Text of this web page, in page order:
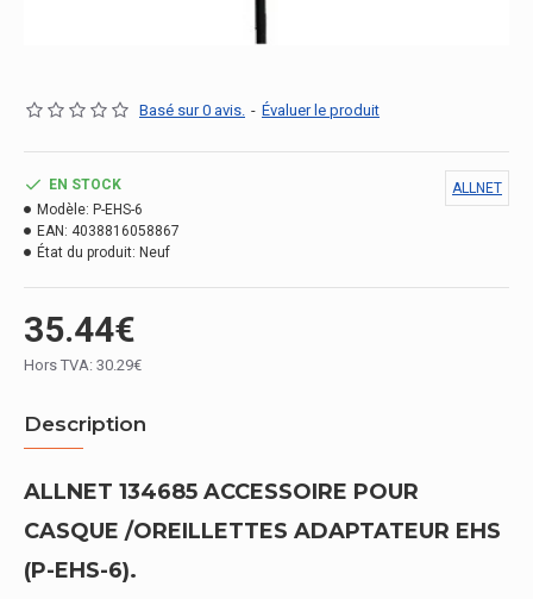
Basé sur 0 avis. - Évaluer le produit
35.44€
Hors TVA: 30.29€
EN STOCK
Modèle: P-EHS-6
EAN: 4038816058867
État du produit: Neuf
ALLNET
Description
ALLNET 134685 ACCESSOIRE POUR
CASQUE /OREILLETTES ADAPTATEUR EHS
(P-EHS-6).